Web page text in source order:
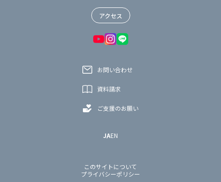
アクセス
お問い合わせ
資料請求
ご支援のお願い
JAEN
このサイトについて
プライバシーポリシー